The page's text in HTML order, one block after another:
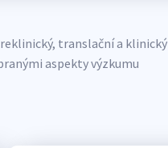
translační a klinický
aspekty výzkumu